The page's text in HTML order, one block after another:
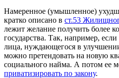
Намеренное (умышленное)
кратко описано в ст.53
лежит желание получить более
государства. Так, например, если
лица, нуждающегося в
можно претендовать на новую
социального найма. А потом ее
приватизировать по закону.